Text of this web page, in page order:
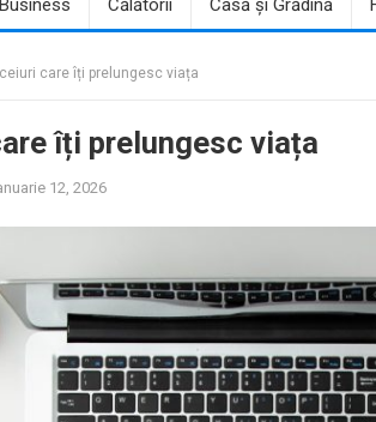
Business Călătorii Casă și Grădină
care îți prelungesc viața
îți prelungesc viața
12, 2026